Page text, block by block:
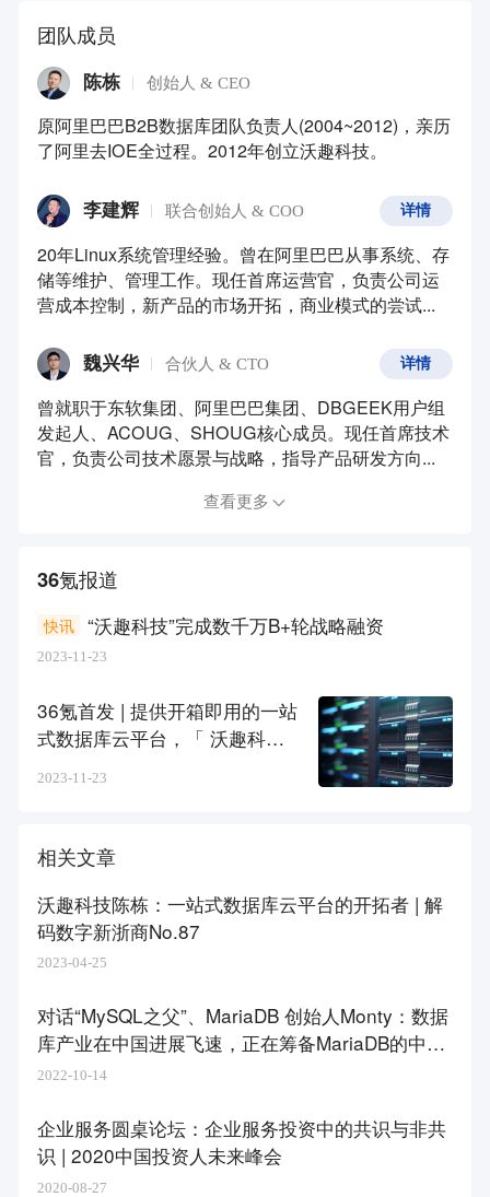
团队成员
陈栋 创始人 & CEO
原阿里巴巴B2B数据库团队负责人(2004~2012)，亲历
了阿里去IOE全过程。2012年创立沃趣科技。
李建辉 联合创始人 & COO
20年Linux系统管理经验。曾在阿里巴巴从事系统、存
储等维护、管理工作。现任首席运营官，负责公司运
营成本控制，新产品的市场开拓，商业模式的尝试...
详情
魏兴华 合伙人 & CTO
曾就职于东软集团、阿里巴巴集团、DBGEEK用户组
发起人、ACOUG、SHOUG核心成员。现任首席技术
官，负责公司技术愿景与战略，指导产品研发方向...
详情
查看更多
36氪报道
“沃趣科技”完成数千万B+轮战略融资
快讯
2023-11-23
36氪首发 | 提供开箱即用的一站
式数据库云平台，「 沃趣科
2023-11-23
相关文章
沃趣科技陈栋：一站式数据库云平台的开拓者 | 解
码数字新浙商No.87
2023-04-25
对话“MySQL之父”、MariaDB 创始人Monty：数据
库产业在中国进展飞速，正在筹备MariaDB的中国
团队
2022-10-14
企业服务圆桌论坛：企业服务投资中的共识与非共
识 | 2020中国投资人未来峰会
2020-08-27